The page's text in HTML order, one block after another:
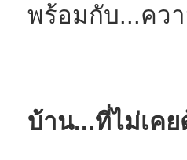
พร้อมกับ...คว
บ้าน...ที่ไม่เคย